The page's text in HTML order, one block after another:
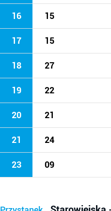
16 15
17 15
18 27
19 22
20 21
21 24
23 09